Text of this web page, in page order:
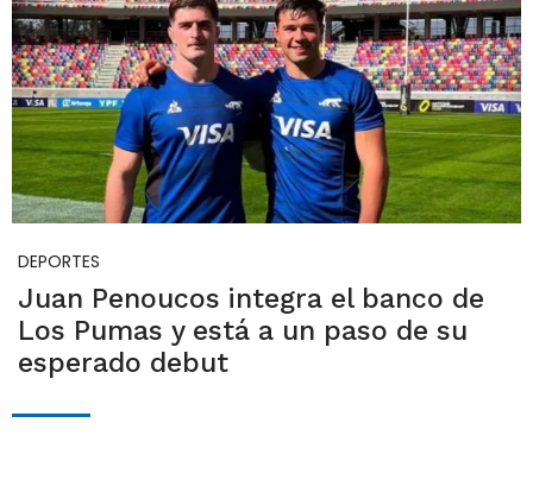
DEPORTES
Juan Penoucos integra el banco de
Los Pumas y está a un paso de su
esperado debut